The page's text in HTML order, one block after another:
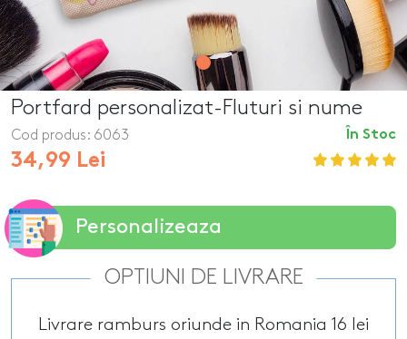
Portfard personalizat-Fluturi si nume
În Stoc
Cod produs: 6063
34,99 Lei
Personalizeaza
OPTIUNI DE LIVRARE
Livrare ramburs oriunde in Romania 16 lei